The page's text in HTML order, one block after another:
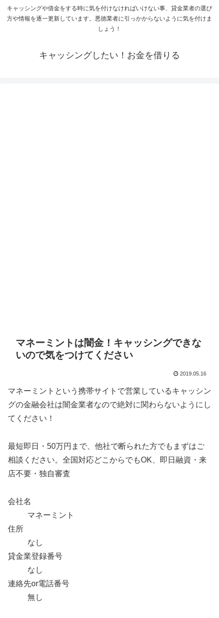
キャッシングや借金をする時に気を付けなければいけない事、貸金業者の選び
方や情報を逐一更新しています。悪徳業者に引っかからないように気を付けま
しょう！
キャッシングしたい！お金を借りる
マネーミントは闇金！キャッシングできな
いので気をつけてください
2019.05.16
マネーミント という携帯サイトで営業しているキャッシン
グの金融会社は闇金業者なので絶対に関わらないようにし
てください！
最短即日・50万円まで、他社で断られた方でもまずはご
相談ください。全国対応どこからでもOK、即日融資・来
店不要・独自審査
会社名
マネーミント
住所
なし
貸金業登録番号
なし
連絡先or電話番号
無し